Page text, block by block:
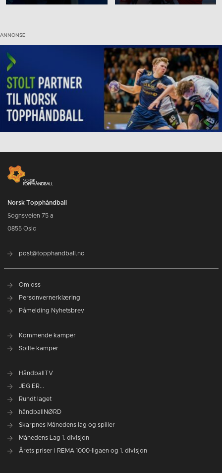
Norsk Topphåndball
Sognsveien 75 a
0855 Oslo
post@topphandball.no
Om oss
Personvernerklæring
Påmelding Nyhetsbrev
Kommende kamper
Spilte kamper
HåndballTV
JEG ER...
Rundt laget
håndballNØRD
Skarpnes Månedens lag og spiller
Månedens Lag 1. divisjon
Årets priser i REMA 1000-ligaen og 1. divisjon